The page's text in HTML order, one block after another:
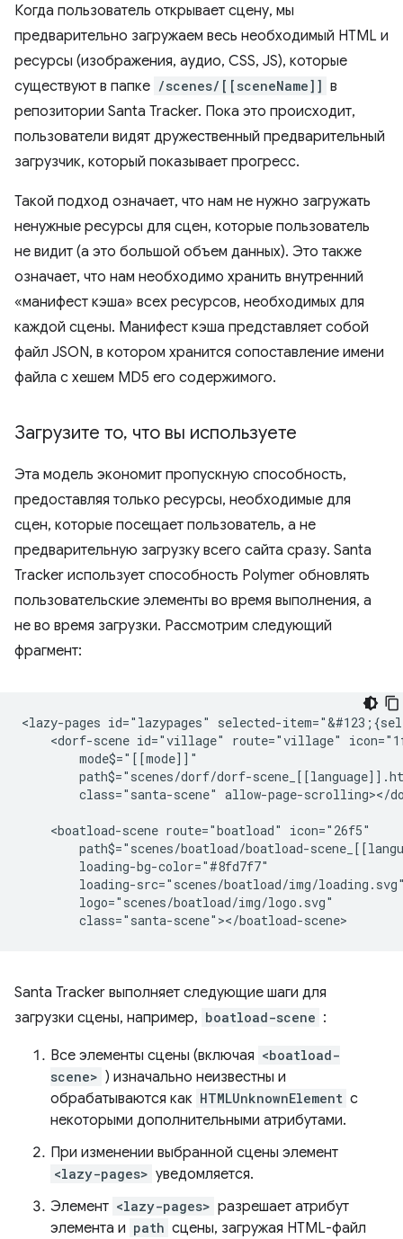
Когда пользователь открывает сцену, мы
предварительно загружаем весь необходимый HTML и
ресурсы (изображения, аудио, CSS, JS), которые
существуют в папке /scenes/[[sceneName]] в
репозитории Santa Tracker. Пока это происходит,
пользователи видят дружественный предварительный
загрузчик, который показывает прогресс.
Такой подход означает, что нам не нужно загружать
ненужные ресурсы для сцен, которые пользователь
не видит (а это большой объем данных). Это также
означает, что нам необходимо хранить внутренний
«манифест кэша» всех ресурсов, необходимых для
каждой сцены. Манифест кэша представляет собой
файл JSON, в котором хранится сопоставление имени
файла с хешем MD5 его содержимого.
Загрузите то, что вы используете
Эта модель экономит пропускную способность,
предоставляя только ресурсы, необходимые для
сцен, которые посещает пользователь, а не
предварительную загрузку всего сайта сразу. Santa
Tracker использует способность Polymer обновлять
пользовательские элементы во время выполнения, а
не во время загрузки. Рассмотрим следующий
фрагмент:
<lazy-pages id="lazypages" selected-
<dorf-scene id="village" route="village"
        mode$="[[mode]]"
path$="scenes/dorf/dorf-
class="santa-scene" allow-page-scrolling></
    <boatload-scene route="boatload" icon="26f5"
path$="scenes/boatload/boatload-
        loading-bg-color="#8fd7f7"
loading-src="scenes/boatload/img/
        logo="scenes/boatload/img/logo.svg"
Santa Tracker выполняет следующие шаги для
загрузки сцены, например, boatload-scene :
Все элементы сцены (включая <boatload-
scene> ) изначально неизвестны и
обрабатываются как HTMLUnknownElement с
некоторыми дополнительными атрибутами.
При изменении выбранной сцены элемент
<lazy-pages> уведомляется.
Элемент <lazy-pages> разрешает атрибут
элемента и path сцены, загружая HTML-файл